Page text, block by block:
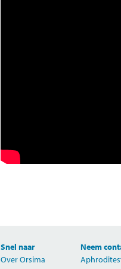
Snel naar
Over Orsima
Neem